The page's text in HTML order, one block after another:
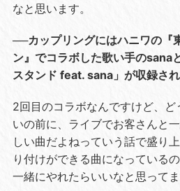
なと思います。
──カップリングにはハニワの『
ン』でコラボした歌い手のsana
スタンド feat. sana」が収録され
2回目のコラボなんですけど、
いの前に、ライブでお客さんと
しい曲だよねっていう話で盛り
り付けができる曲になっている
一緒にやれたらいいなと思ってま